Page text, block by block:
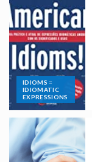
IDIOMS =
IDIOMATIC
EXPRESSIONS